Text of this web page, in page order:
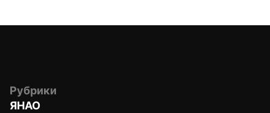
Рубрики
ЯНАО